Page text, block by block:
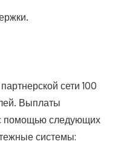
сети 100
Выплаты
помощью следующих
системы: